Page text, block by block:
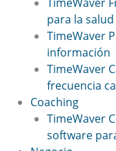
para la
TimeWaver
información
TimeWaver
frecuencia
Coaching
TimeWaver
software